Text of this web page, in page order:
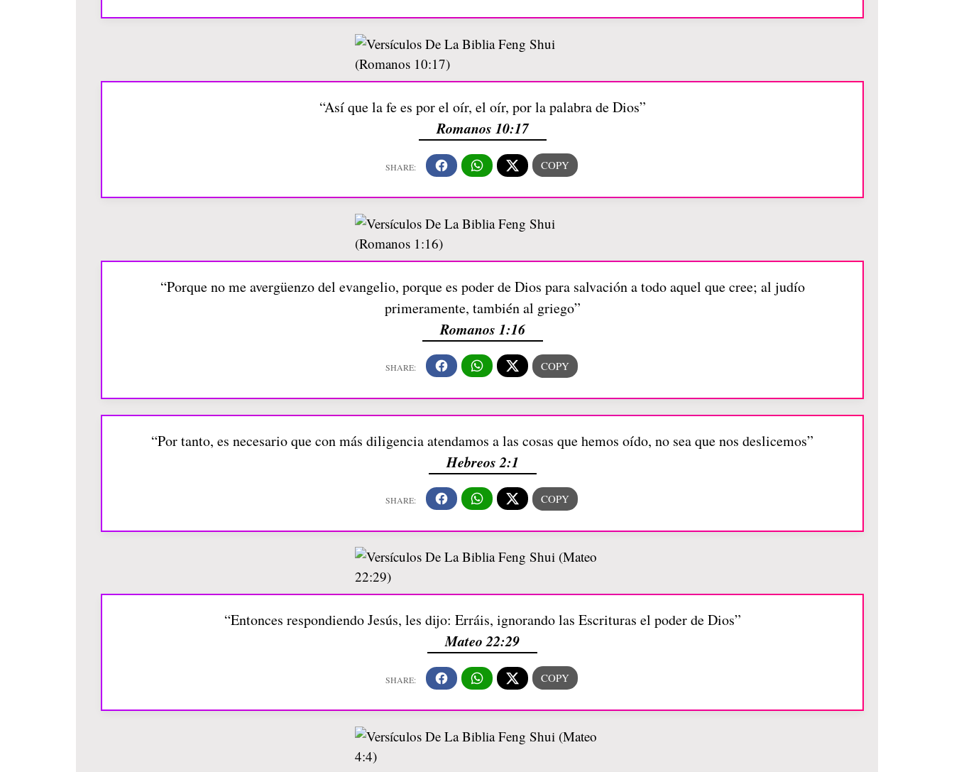
“Así que la fe es por el oír, el oír, por la palabra de Dios”
Romanos 10:17
“Porque no me avergüenzo del evangelio, porque es poder de Dios para salvación a todo aquel que cree; al judío
primeramente, también al griego”
Romanos 1:16
“Por tanto, es necesario que con más diligencia atendamos a las cosas que hemos oído, no sea que nos deslicemos”
Hebreos 2:1
“Entonces respondiendo Jesús, les dijo: Erráis, ignorando las Escrituras el poder de Dios”
Mateo 22:29